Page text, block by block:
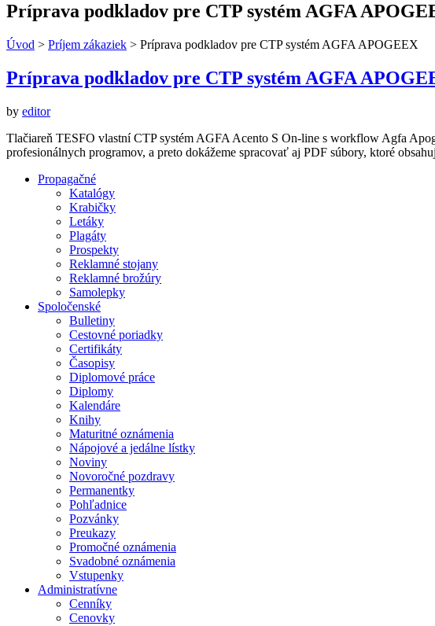
Príprava podkladov pre CTP systém AGFA
Úvod > Príjem zákaziek > Príprava podkladov pre CTP systém AGFA APOGEEX
Príprava podkladov pre CTP systém AGFA
by editor
Tlačiareň TESFO vlastní CTP systém AGFA Acento S On-line s workflow Agfa
profesionálnych programov, a preto dokážeme spracovať aj PDF súbory, ktoré
Propagačné
Katalógy
Krabičky
Letáky
Plagáty
Prospekty
Reklamné stojany
Reklamné brožúry
Samolepky
Spoločenské
Bulletiny
Cestovné poriadky
Certifikáty
Časopisy
Diplomové práce
Diplomy
Kalendáre
Knihy
Maturitné oznámenia
Nápojové a jedálne lístky
Noviny
Novoročné pozdravy
Permanentky
Pohľadnice
Pozvánky
Preukazy
Promočné oznámenia
Svadobné oznámenia
Vstupenky
Administratívne
Cenníky
Cenovky